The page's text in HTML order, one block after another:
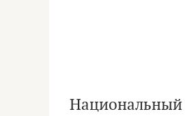
Национальный